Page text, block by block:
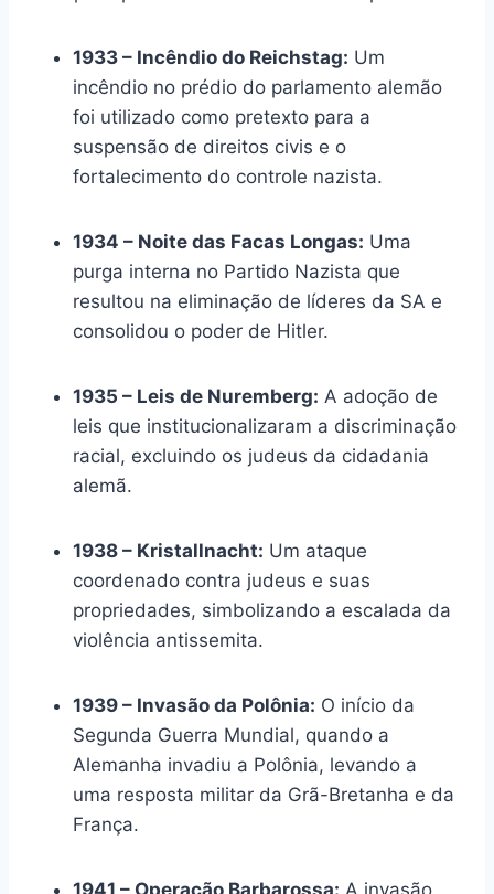
1933 – Incêndio do Reichstag: Um
incêndio no prédio do parlamento alemão
foi utilizado como pretexto para a
suspensão de direitos civis e o
fortalecimento do controle nazista.
1934 – Noite das Facas Longas: Uma
purga interna no Partido Nazista que
resultou na eliminação de líderes da SA e
consolidou o poder de Hitler.
1935 – Leis de Nuremberg: A adoção de
leis que institucionalizaram a discriminação
racial, excluindo os judeus da cidadania
alemã.
1938 – Kristallnacht: Um ataque
coordenado contra judeus e suas
propriedades, simbolizando a escalada da
violência antissemita.
1939 – Invasão da Polônia: O início da
Segunda Guerra Mundial, quando a
Alemanha invadiu a Polônia, levando a
uma resposta militar da Grã-Bretanha e da
França.
1941 – Operação Barbarossa: A invasão